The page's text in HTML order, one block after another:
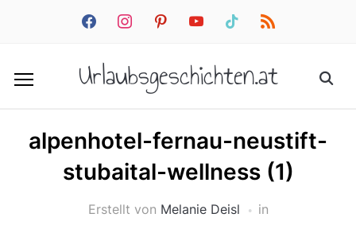
facebookinstagrampinterestyoutube tiktok rss
Urlaubsgeschichten.at
alpenhotel-fernau-neustift-
stubaital-wellness (1)
Erstellt von Melanie Deisl in